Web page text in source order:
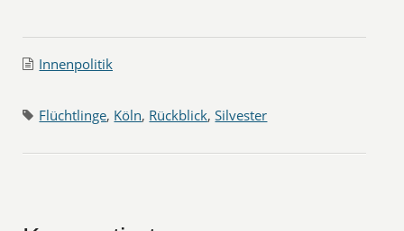
Innenpolitik
Flüchtlinge, Köln, Rückblick,Silvester